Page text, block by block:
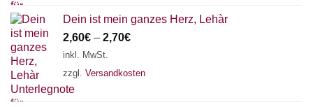
Dein ist mein ganzes Herz, Lehàr
2,60€ – 2,70€
inkl. MwSt.
zzgl. Versandkosten